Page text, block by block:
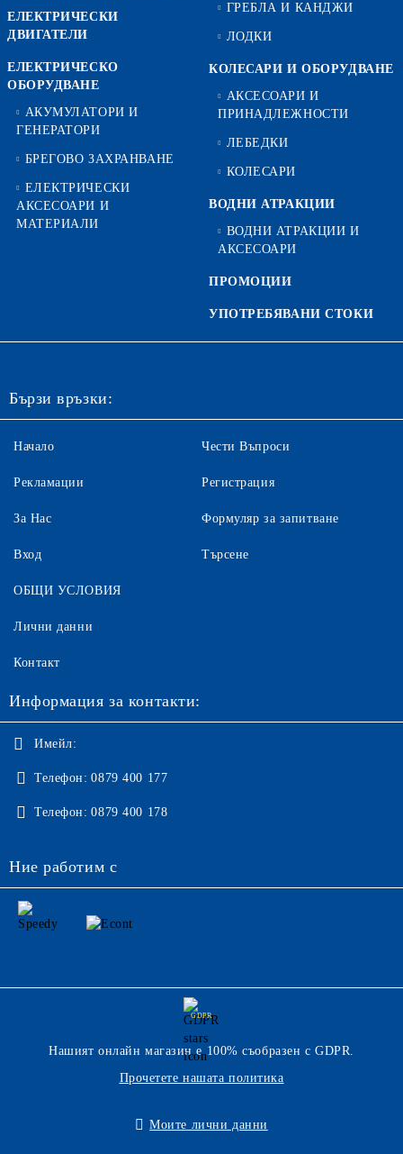
ЕЛЕКТРИЧЕСКИ
ДВИГАТЕЛИ
ЕЛЕКТРИЧЕСКО
ОБОРУДВАНЕ
АКУМУЛАТОРИ И
ГЕНЕРАТОРИ
БРЕГОВО ЗАХРАНВАНЕ
ЕЛЕКТРИЧЕСКИ
АКСЕСОАРИ И
МАТЕРИАЛИ
ГРЕБЛА И КАНДЖИ
ЛОДКИ
КОЛЕСАРИ И ОБОРУДВАНЕ
АКСЕСОАРИ И
ПРИНАДЛЕЖНОСТИ
ЛЕБЕДКИ
КОЛЕСАРИ
ВОДНИ АТРАКЦИИ
ВОДНИ АТРАКЦИИ И
АКСЕСОАРИ
ПРОМОЦИИ
УПОТРЕБЯВАНИ СТОКИ
Бързи връзки:
Начало
Рекламации
За Нас
Вход
Чести Въпроси
Регистрация
Формуляр за запитване
Търсене
ОБЩИ УСЛОВИЯ
Лични данни
Контакт
Информация за контакти:
Имейл:
Телефон: 0879 400 177
Телефон: 0879 400 178
Ние работим с
GDPR
Нашият онлайн магазин е 100% съобразен с GDPR.
Прочетете нашата политика
Моите лични данни